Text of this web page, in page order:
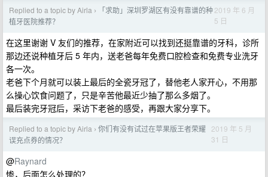
Replied to a topic by Airla ›
「求助」深圳罗湖区有没有靠谱的种
植牙医院推荐？
2019 年 6 月
5 日
在这里谢谢 V 友们的推荐，在家附近可以找到还挺靠谱的牙科，诊所
那边还说种植牙后 5 年内，送老爸每年免费口腔检查和免费专业洗牙
各一次。
老爸下个月就可以装上最后的全瓷牙冠了，替他老人家开心，不用那
么操心饮食问题了，只是辛苦他最近少抽了那么多烟了。
最后装完牙冠后，采访下老爸的感受，再跟大家分享下。
Replied to a topic by Airla › 你们有没有试过在苹果版王者荣耀
误充点券的情况？
2019 年 5 月
31 日
@Raynard
惨，后面怎么处理的？